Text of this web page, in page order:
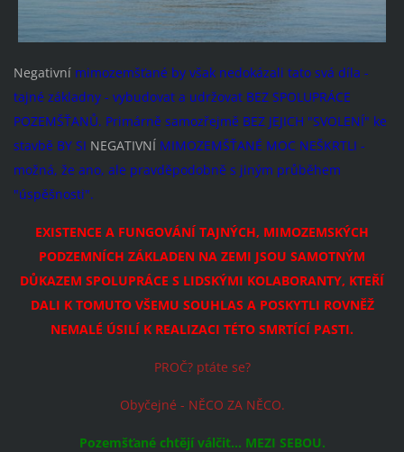
Negativní mimozemšťané by však nedokázali tato svá díla -
tajné základny - vybudovat a udržovat BEZ SPOLUPRÁCE
POZEMŠŤANŮ. Primárně samozřejmě BEZ JEJICH "SVOLENÍ" ke
stavbě BY SI NEGATIVNÍ MIMOZEMŠŤANÉ MOC NEŠKRTLI -
možná, že ano, ale pravděpodobně s jiným průběhem
"úspěšnosti".
EXISTENCE A FUNGOVÁNÍ TAJNÝCH, MIMOZEMSKÝCH
PODZEMNÍCH ZÁKLADEN NA ZEMI JSOU SAMOTNÝM
DŮKAZEM SPOLUPRÁCE S LIDSKÝMI KOLABORANTY, KTEŘÍ
DALI K TOMUTO VŠEMU SOUHLAS A POSKYTLI ROVNĚŽ
NEMALÉ ÚSILÍ K REALIZACI TÉTO SMRTÍCÍ PASTI.
PROČ? ptáte se?
Obyčejné - NĚCO ZA NĚCO.
Pozemšťané chtějí válčit... MEZI SEBOU.